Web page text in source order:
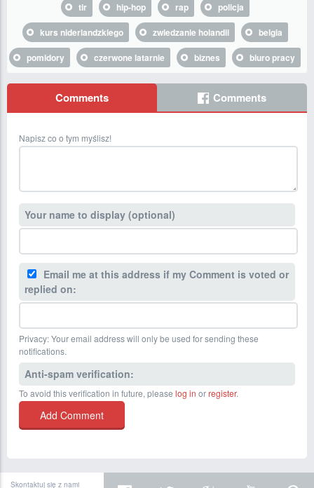
tir
hip-hop rap
policja
kurs niderlandzkiego
zwiedzanie holandii
belgia
pomidory
czerwone latarnie biznes biuro pracy
Comments Comments
Napisz co o tym myślisz!
Your name to display (optional)
Email me at this address if my Comment is voted or
replied on:
Privacy: Your email address will only be used for sending these
notifications.
Anti-spam verification:
To avoid this verification in future, please log in orregister.
Skontaktuj się z nami